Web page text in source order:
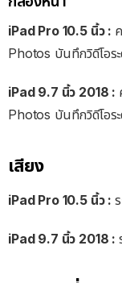
iPad Pro 10.5 นิ้ว :
Photos บันทึกวิดีโอร
iPad 9.7 นิ้ว 2018 :
Photos บันทึกวิดีโอร
เสียง
iPad Pro 10.5 นิ้ว :
iPad 9.7 นิ้ว 2018 :